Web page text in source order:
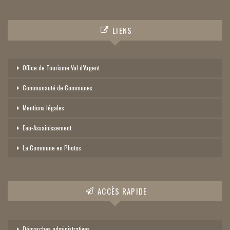
LIENS
Office de Tourisme Val d’Argent
Communauté de Communes
Mentions légales
Eau-Assainissement
La Commune en Photos
ACCÈS RAPIDE